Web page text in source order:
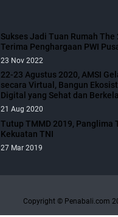
Sukses Jadi Tuan Rumah The
Terima Penghargaan PWI
23 Nov 2022
22-23 Agustus 2020, AMSI
secara Virtual, Bangun
Digital yang Sehat dan
21 Aug 2020
Tutup TMMD 2019, Panglima
Kekuatan TNI
27 Mar 2019
Copyright © Penabali.com